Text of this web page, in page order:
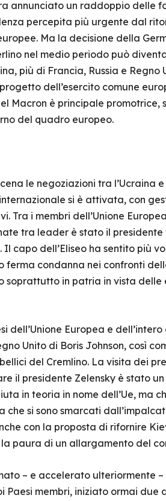
annunciato un raddoppio delle
percepita più urgente dal
Ma la decisione della
nel medio periodo può
più di Francia, Russia e Regno
dell’esercito comune
Macron è principale
del quadro europeo.
le negoziazioni tra l’Ucraina
si è attivata, con
Tra i membri dell’Unione
tra leader è stato il presidente
capo dell’Eliseo ha sentito più
condanna nei confronti
soprattutto in patria in vista
Europea e
Unito di Boris Johnson, così
del Cremlino. La visita dei
il presidente Zelensky è stato
in teoria in nome dell’Ue, ma
si sono smarcati
con la proposta di rifornire
paura di un allargamento del
– e accelerato ulteriormente
Paesi membri, iniziato ormai